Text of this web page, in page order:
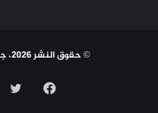
© حقوق النشر 2026، جميع الحقوق محفوظة |
فيسبوك